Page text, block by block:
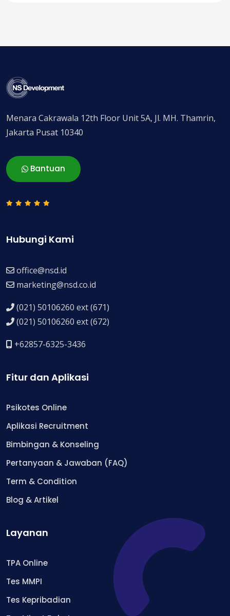
Menara Cakrawala 12th Floor Unit 5A, Jl. MH. Thamrin,
Jakarta Pusat 10340
Bantuan
Hubungi Kami
office@nsd.id
marketing@nsd.co.id
(021) 50106260 ext (671)
(021) 50106260 ext (672)
+62857-6325-3436
Fitur dan Aplikasi
Psikotes Online
Aplikasi Recruitment
Bimbingan & Konseling
Pertanyaan & Jawaban (FAQ)
Term & Condition
Blog & Artikel
Layanan
TPA Online
Tes MMPI
Tes Kepribadian